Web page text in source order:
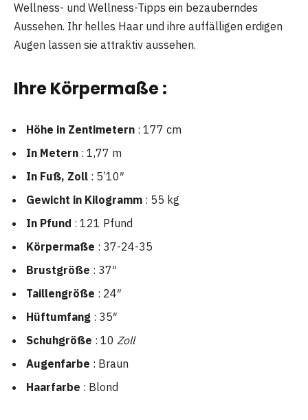
Wellness- und Wellness-Tipps ein bezauberndes
Aussehen. Ihr helles Haar und ihre auffälligen erdigen
Augen lassen sie attraktiv aussehen.
Ihre Körpermaße:
Höhe in Zentimetern : 177 cm
In Metern : 1,77 m
In Fuß, Zoll : 5’10″
Gewicht in Kilogramm : 55 kg
In Pfund : 121 Pfund
Körpermaße : 37-24-35
Brustgröße : 37″
Taillengröße : 24″
Hüftumfang : 35″
Schuhgröße : 10 Zoll
Augenfarbe : Braun
Haarfarbe : Blond